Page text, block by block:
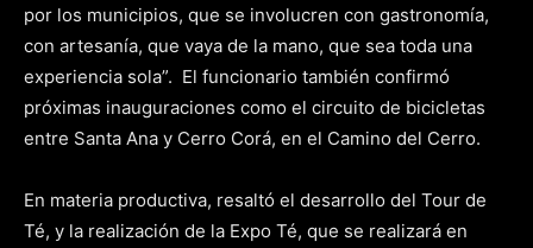
por los municipios, que se involucren con gastronomía,
con artesanía, que vaya de la mano, que sea toda una
experiencia sola”. El funcionario también confirmó
próximas inauguraciones como el circuito de bicicletas
entre Santa Ana y Cerro Corá, en el Camino del Cerro.
En materia productiva, resaltó el desarrollo del Tour de
Té, y la realización de la Expo Té, que se realizará en